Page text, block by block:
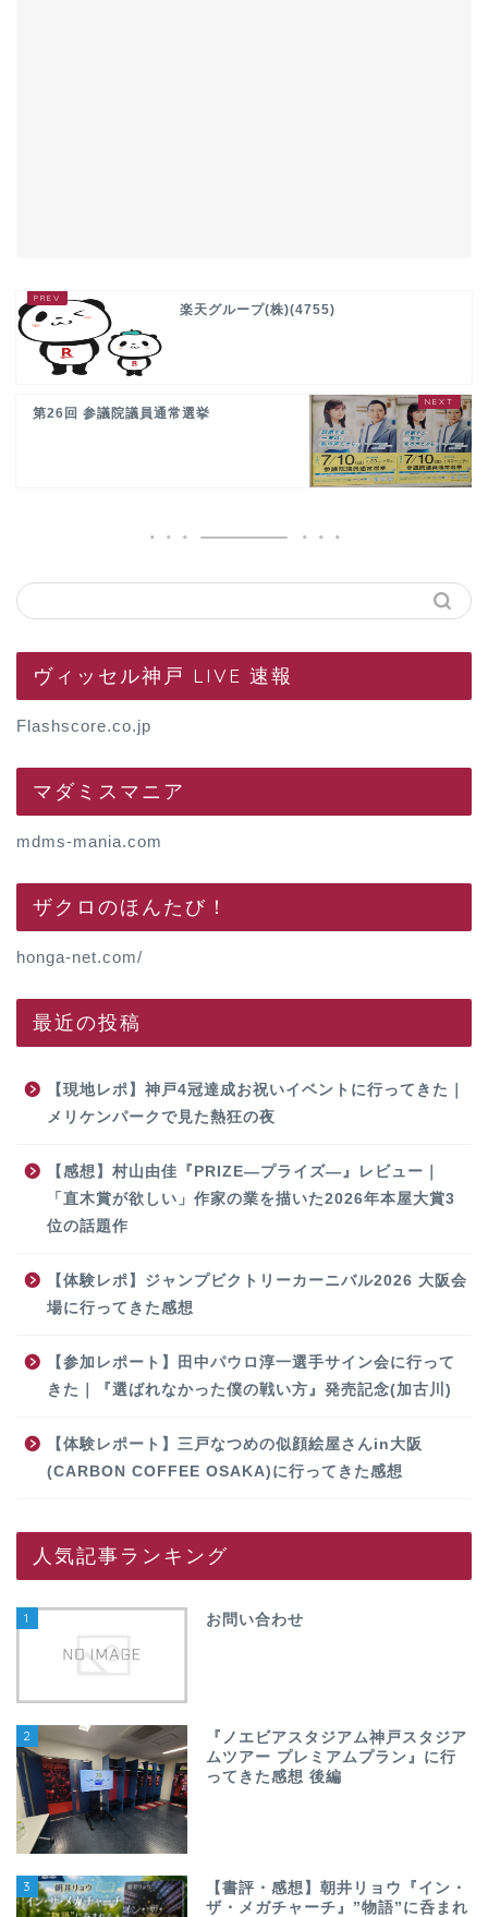
楽天グループ(株)(4755)
第26回 参議院議員通常選挙
ヴィッセル神戸 LIVE 速報
Flashscore.co.jp
マダミスマニア
mdms-mania.com
ザクロのほんたび！
honga-net.com/
最近の投稿
【現地レポ】神戸4冠達成お祝いイベントに行ってきた｜
メリケンパークで見た熱狂の夜
【感想】村山由佳『PRIZE―プライズ―』レビュー｜
「直木賞が欲しい」作家の業を描いた2026年本屋大賞3
位の話題作
【体験レポ】ジャンプビクトリーカーニバル2026 大阪会
場に行ってきた感想
【参加レポート】田中パウロ淳一選手サイン会に行って
きた｜『選ばれなかった僕の戦い方』発売記念(加古川)
【体験レポート】三戸なつめの似顔絵屋さんin大阪
(CARBON COFFEE OSAKA)に行ってきた感想
人気記事ランキング
1 お問い合わせ
2
『ノエビアスタジアム神戸スタジア
ムツアー プレミアムプラン』に行
ってきた感想 後編
3
【書評・感想】朝井リョウ『イン・
ザ・メガチャーチ』”物語”に呑まれ